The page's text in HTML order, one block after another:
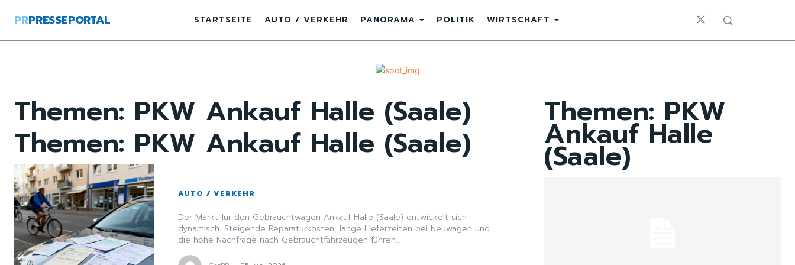
PRPRESSEPORTAL STARTSEITE AUTO / VERKEHR PANORAMA POLITIK WIRTSCHAFT
Themen: PKW Ankauf Halle (Saale)
Themen: PKW Ankauf Halle (Saale)
AUTO / VERKEHR
Der Markt für den Gebrauchtwagen Ankauf Halle (Saale) entwickelt sich
dynamisch. Steigende Reparaturkosten, lange Lieferzeiten bei Neuwagen und
die hohe Nachfrage nach Gebrauchtfahrzeugen führen...
Themen: PKW
Ankauf Halle
(Saale)